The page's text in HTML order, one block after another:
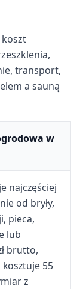
koszt
transport,
a sauną
w
najczęściej
od bryły,
pieca,
lub
brutto,
kosztuje 55
z